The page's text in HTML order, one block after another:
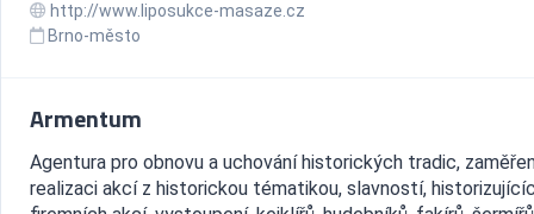
http://www.liposukce-masaze.cz
Brno-město
Armentum
Agentura pro obnovu a uchování historických tradic,
realizaci akcí z historickou tématikou, slavností,